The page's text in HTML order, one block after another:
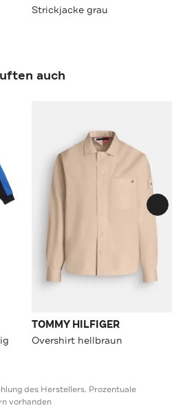
Strickjacke grau
auch
TOMMY HILFIGER
Overshirt hellbraun
des Herstellers. Prozentuale
vorhanden